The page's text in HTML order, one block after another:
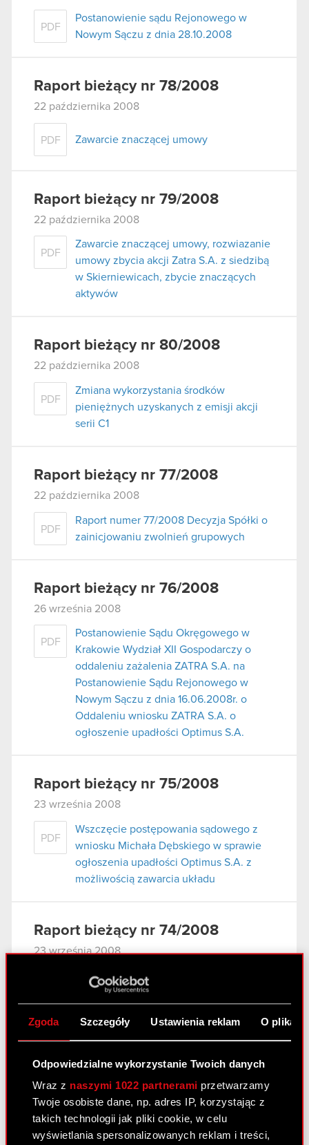
Zgoda Szczegóły Ustawienia reklam O
Odpowiedzialne wykorzystanie Twoich danych
Wraz z naszymi 1022 partnerami przetwarzamy
Twoje osobiste dane, np. adres IP, korzystając z
takich technologii jak pliki cookie, w celu
wyświetlania spersonalizowanych reklam i treści,
PDF
Postanowienie sądu Rejonowego w
Nowym Sączu z dnia 28.10.2008
Raport bieżący nr 78/2008
22 października 2008
PDF Zawarcie znaczącej umowy
Raport bieżący nr 79/2008
22 października 2008
PDF
Zawarcie znaczącej umowy, rozwiazanie
umowy zbycia akcji Zatra S.A. z siedzibą
w Skierniewicach, zbycie znaczących
aktywów
Raport bieżący nr 80/2008
22 października 2008
PDF
Zmiana wykorzystania środków
pieniężnych uzyskanych z emisji akcji
serii C1
Raport bieżący nr 77/2008
22 października 2008
PDF
Raport numer 77/2008 Decyzja Spółki o
zainicjowaniu zwolnień grupowych
Raport bieżący nr 76/2008
26 września 2008
PDF
Postanowienie Sądu Okręgowego w
Krakowie Wydział XII Gospodarczy o
oddaleniu zażalenia ZATRA S.A. na
Postanowienie Sądu Rejonowego w
Nowym Sączu z dnia 16.06.2008r. o
Oddaleniu wniosku ZATRA S.A. o
ogłoszenie upadłości Optimus S.A.
Raport bieżący nr 75/2008
23 września 2008
PDF
Wszczęcie postępowania sądowego z
wniosku Michała Dębskiego w sprawie
ogłoszenia upadłości Optimus S.A. z
możliwością zawarcia układu
Raport bieżący nr 74/2008
23 września 2008
Akcjonariusze posiadający co najmniej
5% głosów na Nadzwyczajnym Walnym
września 2008 roku.
22 września 2008
PDF
Uchwały podjęte na Nadzwyczajnym
Walnym Zgromadzeniu Akcjonariuszy w